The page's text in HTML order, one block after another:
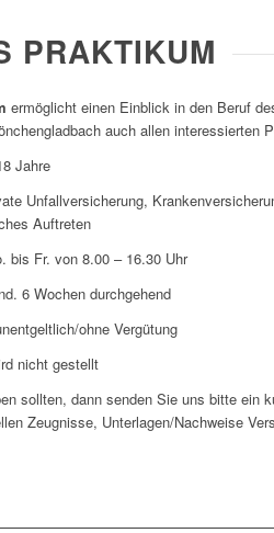
PRAKTIKUM
ermöglicht einen Einblick in den Beruf
auch allen
Unfallversicherung,
Auftreten
Fr. von 8.00 – 16.30 Uhr
6 Wochen durchgehend
ohne Vergütung
nicht gestellt
sollten, dann senden Sie uns bitte ein
Zeugnisse, Unterlagen/Nachweise